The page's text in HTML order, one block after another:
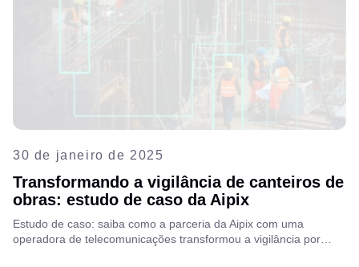
30 de janeiro de 2025
Transformando a vigilância de canteiros de
obras: estudo de caso da Aipix
Estudo de caso: saiba como a parceria da Aipix com uma
operadora de telecomunicações transformou a vigilância por